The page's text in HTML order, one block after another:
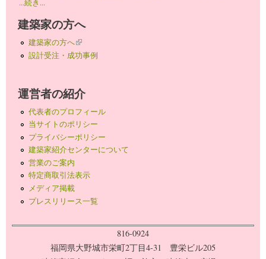
...続き...
建築家の方へ
建築家の方へ(link is external)
設計受注・成功事例
運営者の紹介
代表者のプロフィール
当サイトのポリシー
プライバシーポリシー
建築家紹介センターについて
営業のご案内
特定商取引法表示
メディア掲載
プレスリリース一覧
816-0924
福岡県大野城市栄町2丁目4-31 豊栄ビル205